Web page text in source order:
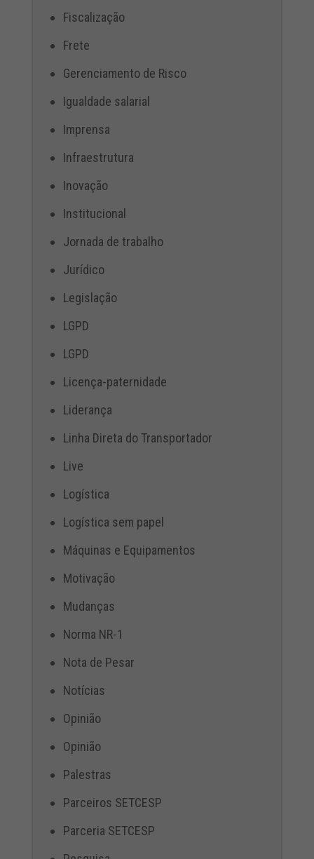
Fiscalização
Frete
Gerenciamento de Risco
Igualdade salarial
Imprensa
Infraestrutura
Inovação
Institucional
Jornada de trabalho
Jurídico
Legislação
LGPD
LGPD
Licença-paternidade
Liderança
Linha Direta do Transportador
Live
Logística
Logística sem papel
Máquinas e Equipamentos
Motivação
Mudanças
Norma NR-1
Nota de Pesar
Notícias
Opinião
Opinião
Palestras
Parceiros SETCESP
Parceria SETCESP